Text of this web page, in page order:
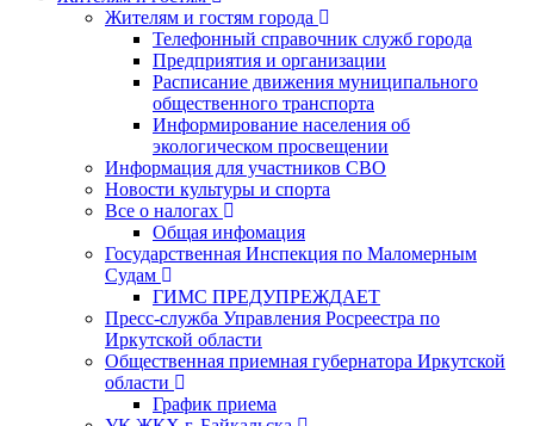
Жителям и гостям города
Телефонный справочник служб города
Предприятия и организации
Расписание движения муниципального
общественного транспорта
Информирование населения об
экологическом просвещении
Информация для участников СВО
Новости культуры и спорта
Все о налогах
Общая инфомация
Государственная Инспекция по Маломерным
Судам
ГИМС ПРЕДУПРЕЖДАЕТ
Пресс-служба Управления Росреестра по
Иркутской области
Общественная приемная губернатора Иркутской
области
График приема